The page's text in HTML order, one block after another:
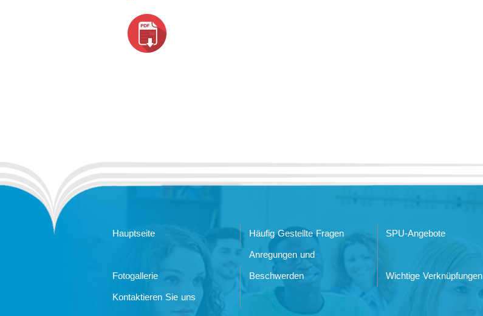
Hauptseite Häufig Gestellte Fragen SPU-Angebote
Fotogallerie
Anregungen und
Beschwerden
Wichtige Verknüpfungen
Kontaktieren Sie uns